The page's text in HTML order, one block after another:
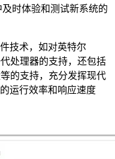
时体验和测试新系统的
技术，如对英特尔
处理器的支持，还包括
的支持，充分发挥现代
运行效率和响应速度